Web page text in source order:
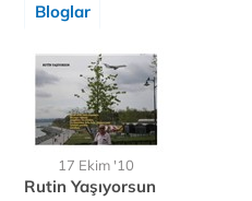
Bloglar
17 Ekim '10
Rutin Yaşıyorsun